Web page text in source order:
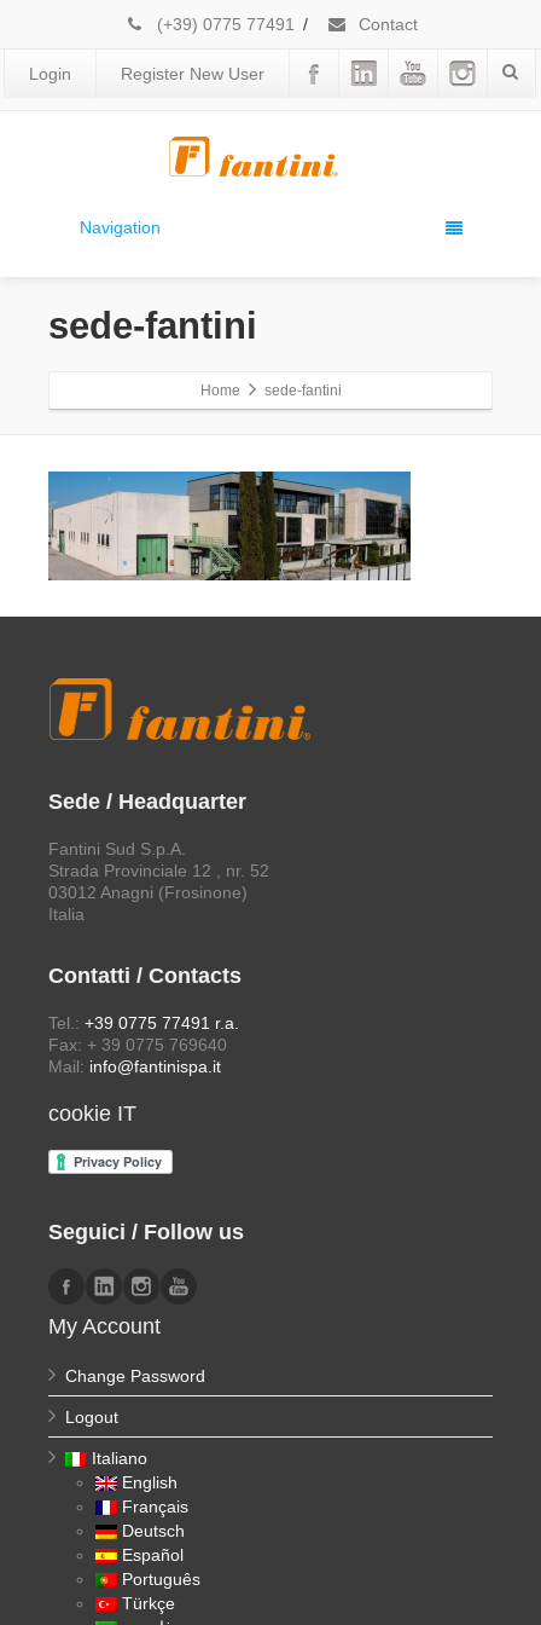
(+39) 0775 77491 / Contact
Login Register New User
Navigation
sede-fantini
Home sede-fantini
Sede / Headquarter
Fantini Sud S.p.A.
Strada Provinciale 12 , nr. 52
03012 Anagni (Frosinone)
Italia
Contatti / Contacts
Tel.: +39 0775 77491 r.a.
Fax: + 39 0775 769640
Mail: info@fantinispa.it
cookie IT
Seguici / Follow us
My Account
Change Password
Logout
Italiano
English
Français
Deutsch
Español
Português
Türkçe